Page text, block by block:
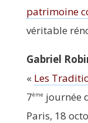
patri­moine
véri­table
Gabriel
« Les
7ème jour­née
Paris, 18